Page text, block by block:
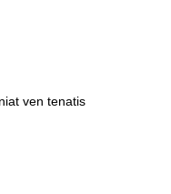
ven tenatis